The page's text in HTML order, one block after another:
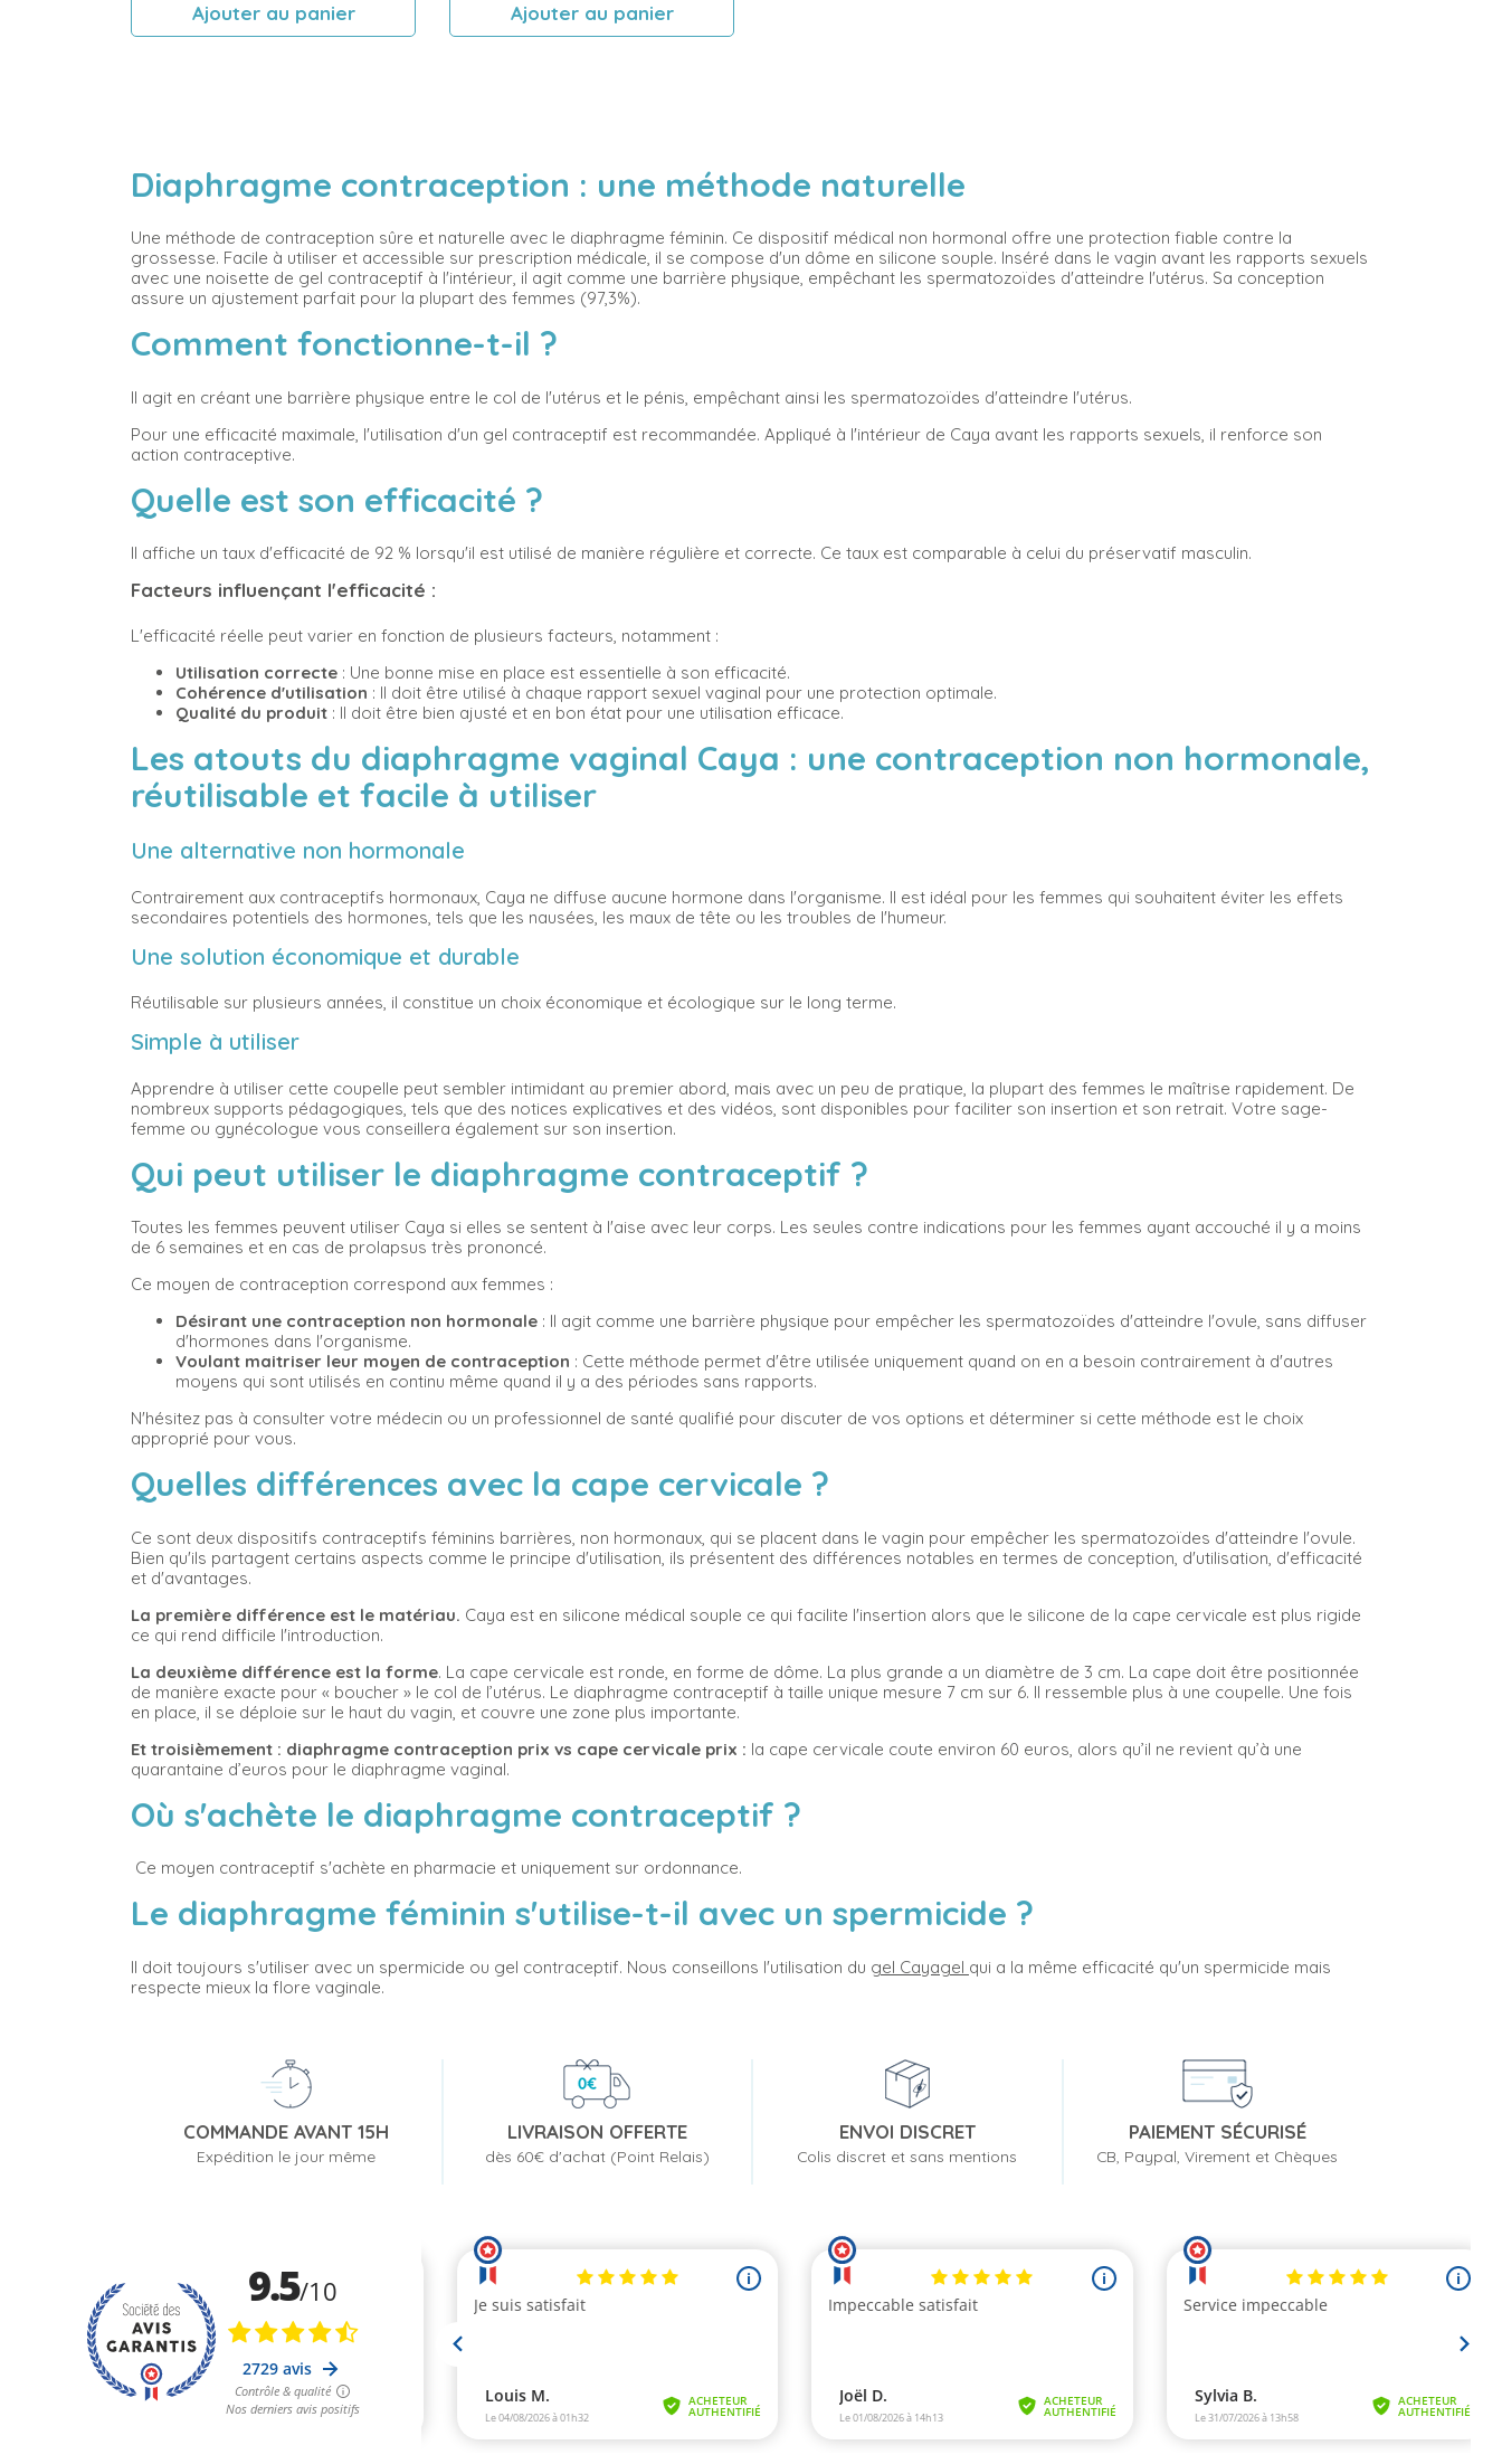
Ajouter au panier Ajouter au panier
Diaphragme contraception : une méthode naturelle
Une méthode de contraception sûre et naturelle avec le diaphragme féminin. Ce dispositif médical non hormonal offre une protection fiable contre la
grossesse. Facile à utiliser et accessible sur prescription médicale, il se compose d'un dôme en silicone souple. Inséré dans le vagin avant les rapports sexuels
avec une noisette de gel contraceptif à l'intérieur, il agit comme une barrière physique, empêchant les spermatozoïdes d'atteindre l'utérus. Sa conception
assure un ajustement parfait pour la plupart des femmes (97,3%).
Comment fonctionne-t-il ?
Il agit en créant une barrière physique entre le col de l'utérus et le pénis, empêchant ainsi les spermatozoïdes d'atteindre l'utérus.
Pour une efficacité maximale, l'utilisation d'un gel contraceptif est recommandée. Appliqué à l'intérieur de Caya avant les rapports sexuels, il renforce son
action contraceptive.
Quelle est son efficacité ?
Il affiche un taux d'efficacité de 92 % lorsqu'il est utilisé de manière régulière et correcte. Ce taux est comparable à celui du préservatif masculin.
Facteurs influençant l'efficacité :
L'efficacité réelle peut varier en fonction de plusieurs facteurs, notamment :
Utilisation correcte : Une bonne mise en place est essentielle à son efficacité.
Cohérence d'utilisation : Il doit être utilisé à chaque rapport sexuel vaginal pour une protection optimale.
Qualité du produit : Il doit être bien ajusté et en bon état pour une utilisation efficace.
Les atouts du diaphragme vaginal Caya : une contraception non hormonale,
réutilisable et facile à utiliser
Une alternative non hormonale
Contrairement aux contraceptifs hormonaux, Caya ne diffuse aucune hormone dans l'organisme. Il est idéal pour les femmes qui souhaitent éviter les effets
secondaires potentiels des hormones, tels que les nausées, les maux de tête ou les troubles de l'humeur.
Une solution économique et durable
Réutilisable sur plusieurs années, il constitue un choix économique et écologique sur le long terme.
Simple à utiliser
Apprendre à utiliser cette coupelle peut sembler intimidant au premier abord, mais avec un peu de pratique, la plupart des femmes le maîtrise rapidement. De
nombreux supports pédagogiques, tels que des notices explicatives et des vidéos, sont disponibles pour faciliter son insertion et son retrait. Votre sage-
femme ou gynécologue vous conseillera également sur son insertion.
Qui peut utiliser le diaphragme contraceptif ?
Toutes les femmes peuvent utiliser Caya si elles se sentent à l'aise avec leur corps. Les seules contre indications pour les femmes ayant accouché il y a moins
de 6 semaines et en cas de prolapsus très prononcé.
Ce moyen de contraception correspond aux femmes :
Désirant une contraception non hormonale : Il agit comme une barrière physique pour empêcher les spermatozoïdes d'atteindre l'ovule, sans diffuser
d'hormones dans l'organisme.
Voulant maitriser leur moyen de contraception : Cette méthode permet d'être utilisée uniquement quand on en a besoin contrairement à d'autres
moyens qui sont utilisés en continu même quand il y a des périodes sans rapports.
N'hésitez pas à consulter votre médecin ou un professionnel de santé qualifié pour discuter de vos options et déterminer si cette méthode est le choix
approprié pour vous.
Quelles différences avec la cape cervicale ?
Ce sont deux dispositifs contraceptifs féminins barrières, non hormonaux, qui se placent dans le vagin pour empêcher les spermatozoïdes d'atteindre l'ovule.
Bien qu'ils partagent certains aspects comme le principe d'utilisation, ils présentent des différences notables en termes de conception, d'utilisation, d'efficacité
et d'avantages.
La première différence est le matériau. Caya est en silicone médical souple ce qui facilite l'insertion alors que le silicone de la cape cervicale est plus rigide
ce qui rend difficile l'introduction.
La deuxième différence est la forme. La cape cervicale est ronde, en forme de dôme. La plus grande a un diamètre de 3 cm. La cape doit être positionnée
de manière exacte pour « boucher » le col de l’utérus. Le diaphragme contraceptif à taille unique mesure 7 cm sur 6. Il ressemble plus à une coupelle. Une fois
en place, il se déploie sur le haut du vagin, et couvre une zone plus importante.
Et troisièmement : diaphragme contraception prix vs cape cervicale prix : la cape cervicale coute environ 60 euros, alors qu’il ne revient qu’à une
quarantaine d’euros pour le diaphragme vaginal.
Où s'achète le diaphragme contraceptif ?
Ce moyen contraceptif s'achète en pharmacie et uniquement sur ordonnance.
Le diaphragme féminin s'utilise-t-il avec un spermicide ?
Il doit toujours s'utiliser avec un spermicide ou gel contraceptif. Nous conseillons l'utilisation du gel Cayagel qui a la même efficacité qu'un spermicide mais
respecte mieux la flore vaginale.
COMMANDE AVANT 15H
Expédition le jour même
LIVRAISON OFFERTE
dès 60€ d'achat (Point Relais)
ENVOI DISCRET
Colis discret et sans mentions
PAIEMENT SÉCURISÉ
CB, Paypal, Virement et Chèques